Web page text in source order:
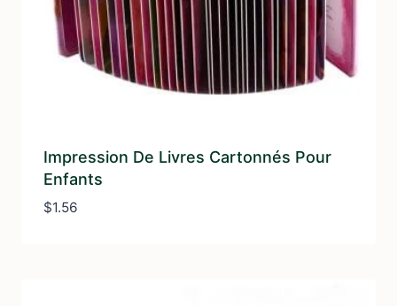
Impression De Livres Cartonnés Pour
Enfants
$1.56